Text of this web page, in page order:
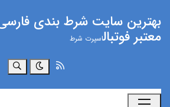
بهترین سایت شرط بندی
معتبر فوتبالاسپرت شرط
جستجو